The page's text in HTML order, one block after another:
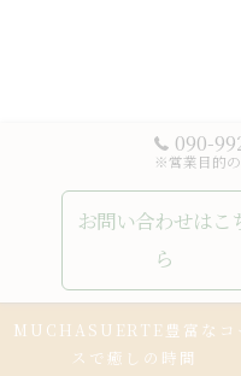
090-
※営業目的
お問い合わせはこ
ら
MUCHASUERTE豊富なコ
スで癒しの時間